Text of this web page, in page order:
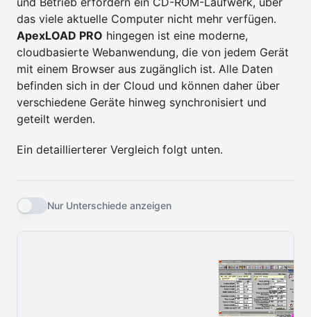
das viele aktuelle Computer nicht mehr verfügen.
ApexLOAD PRO hingegen ist eine moderne,
cloudbasierte Webanwendung, die von jedem Gerät
mit einem Browser aus zugänglich ist. Alle Daten
befinden sich in der Cloud und können daher über
verschiedene Geräte hinweg synchronisiert und
geteilt werden.
Ein detaillierterer Vergleich folgt unten.
Nur Unterschiede anzeigen